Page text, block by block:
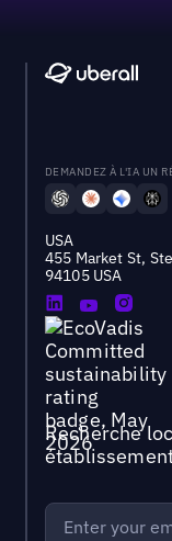
DEMANDEZ À L'IA UN
USA
455 Market St,
94105 USA
Recherche